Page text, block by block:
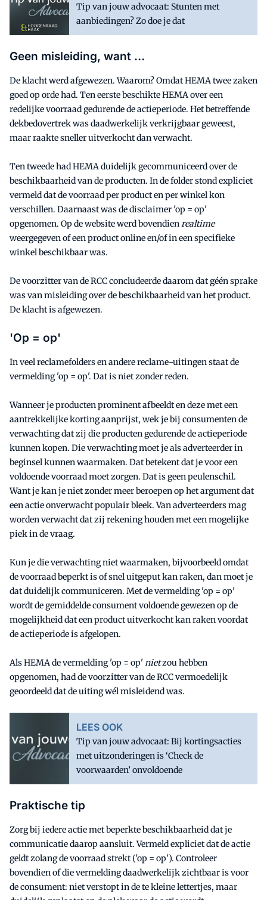
Tip van jouw advocaat: Stunten met
aanbiedingen? Zo doe je dat
Geen misleiding, want …
De klacht werd afgewezen. Waarom? Omdat HEMA twee zaken
goed op orde had. Ten eerste beschikte HEMA over een
redelijke voorraad gedurende de actieperiode. Het betreffende
dekbedovertrek was daadwerkelijk verkrijgbaar geweest,
maar raakte sneller uitverkocht dan verwacht.
Ten tweede had HEMA duidelijk gecommuniceerd over de
beschikbaarheid van de producten. In de folder stond expliciet
vermeld dat de voorraad per product en per winkel kon
verschillen. Daarnaast was de disclaimer 'op = op'
opgenomen. Op de website werd bovendienrealtime
weergegeven of een product online en/of in een specifieke
winkel beschikbaar was.
De voorzitter van de RCC concludeerde daarom dat géén sprake
was van misleiding over de beschikbaarheid van het product.
De klacht is afgewezen.
'Op = op'
In veel reclamefolders en andere reclame-uitingen staat de
vermelding 'op = op'. Dat is niet zonder reden.
Wanneer je producten prominent afbeeldt en deze met een
aantrekkelijke korting aanprijst, wek je bij consumenten de
verwachting dat zij die producten gedurende de actieperiode
kunnen kopen. Die verwachting moet je als adverteerder in
beginsel kunnen waarmaken. Dat betekent dat je voor een
voldoende voorraad moet zorgen. Dat is geen peulenschil.
Want je kan je niet zonder meer beroepen op het argument dat
een actie onverwacht populair bleek. Van adverteerders mag
worden verwacht dat zij rekening houden met een mogelijke
piek in de vraag.
Kun je die verwachting niet waarmaken, bijvoorbeeld omdat
de voorraad beperkt is of snel uitgeput kan raken, dan moet je
dat duidelijk communiceren. Met de vermelding 'op = op'
wordt de gemiddelde consument voldoende gewezen op de
mogelijkheid dat een product uitverkocht kan raken voordat
de actieperiode is afgelopen.
Als HEMA de vermelding 'op = op'nietzou hebben
opgenomen, had de voorzitter van de RCC vermoedelijk
geoordeeld dat de uiting wél misleidend was.
LEES OOK
Tip van jouw advocaat: Bij kortingsacties
met uitzonderingen is ‘Check de
voorwaarden’ onvoldoende
Praktische tip
Zorg bij iedere actie met beperkte beschikbaarheid dat je
communicatie daarop aansluit. Vermeld expliciet dat de actie
geldt zolang de voorraad strekt ('op = op'). Controleer
bovendien of die vermelding daadwerkelijk zichtbaar is voor
de consument: niet verstopt in de te kleine lettertjes, maar